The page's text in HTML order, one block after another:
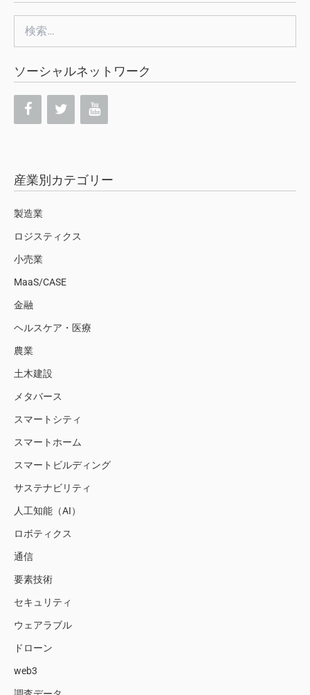
索:
ソーシャルネットワーク
産業別カテゴリー
製造業
ロジスティクス
小売業
MaaS/CASE
金融
ヘルスケア・医療
農業
土木建設
メタバース
スマートシティ
スマートホーム
スマートビルディング
サステナビリティ
人工知能（AI）
ロボティクス
通信
要素技術
セキュリティ
ウェアラブル
ドローン
web3